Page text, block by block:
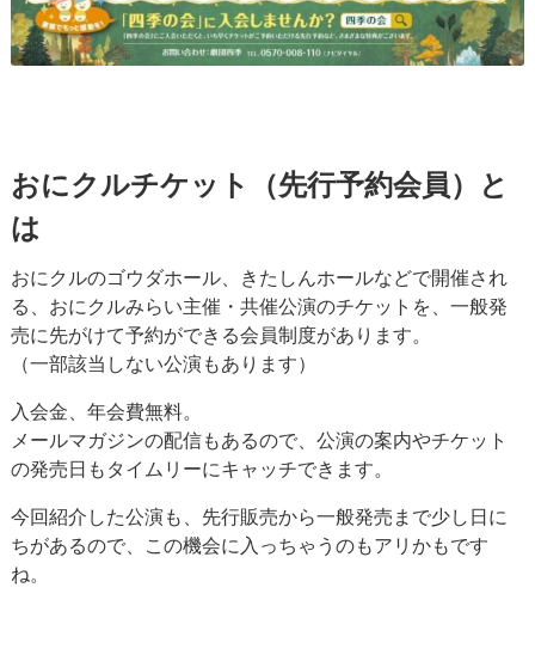
おにクルチケット（先行予約会員）と
は
おにクルのゴウダホール、きたしんホールなどで開催され
る、おにクルみらい主催・共催公演のチケットを、一般発
売に先がけて予約ができる会員制度があります。
（一部該当しない公演もあります）
入会金、年会費無料。
メールマガジンの配信もあるので、公演の案内やチケット
の発売日もタイムリーにキャッチできます。
今回紹介した公演も、先行販売から一般発売まで少し日に
ちがあるので、この機会に入っちゃうのもアリかもです
ね。